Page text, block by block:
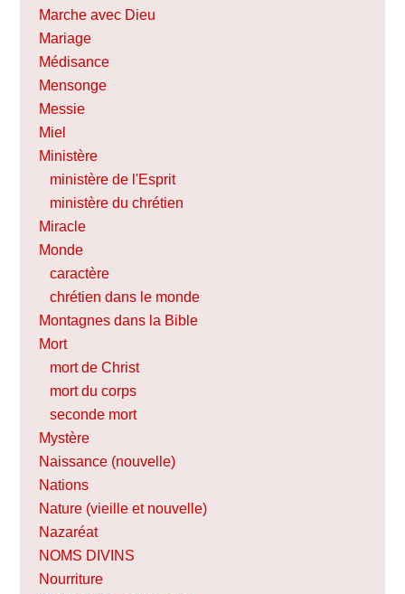
Marche avec Dieu
Mariage
Médisance
Mensonge
Messie
Miel
Ministère
ministère de l'Esprit
ministère du chrétien
Miracle
Monde
caractère
chrétien dans le monde
Montagnes dans la Bible
Mort
mort de Christ
mort du corps
seconde mort
Mystère
Naissance (nouvelle)
Nations
Nature (vieille et nouvelle)
Nazaréat
NOMS DIVINS
Nourriture